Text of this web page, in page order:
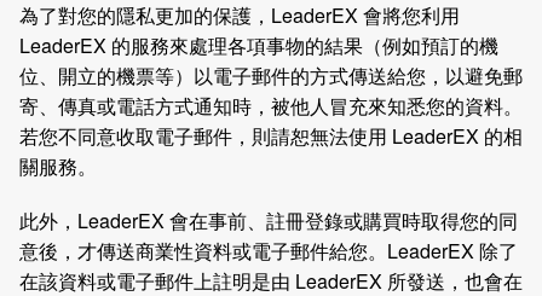
為了對您的隱私更加的保護，LeaderEX 會將您利用
LeaderEX 的服務來處理各項事物的結果（例如預訂的機
位、開立的機票等）以電子郵件的方式傳送給您，以避免郵
寄、傳真或電話方式通知時，被他人冒充來知悉您的資料。
若您不同意收取電子郵件，則請恕無法使用 LeaderEX 的相
關服務。
此外，LeaderEX 會在事前、註冊登錄或購買時取得您的同
意後，才傳送商業性資料或電子郵件給您。LeaderEX 除了
在該資料或電子郵件上註明是由 LeaderEX 所發送，也會在